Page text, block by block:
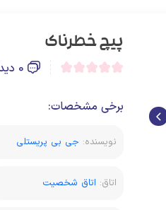
پیچ خطرناک
0 دیدگاه
برخی مشخصات:
نویسنده: جی بی پریستلی
اتاق: اتاق شخصیت